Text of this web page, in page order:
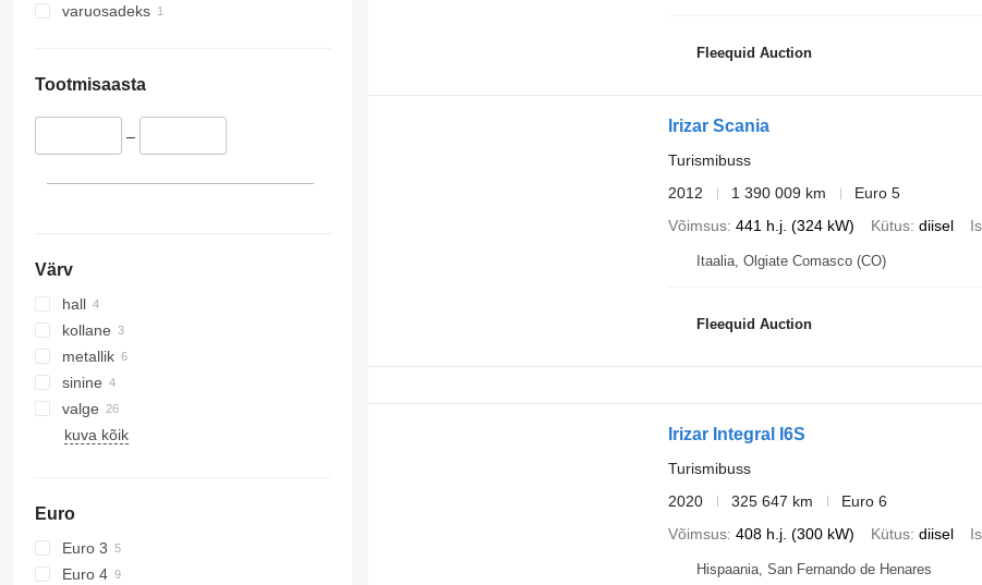
varuosadeks
Tootmisaasta
–
Värv
hall
kollane
metallik
sinine
valge
kuva kõik
Euro
Euro 3
Euro 4
Fleequid Auction
Irizar Scania
Turismibuss
2012
1 390 009 km
Euro 5
Võimsus 441 h.j. (324 kW) Kütus diisel
Itaalia, Olgiate Comasco (CO)
Fleequid Auction
Irizar Integral I6S
Turismibuss
2020
325 647 km
Euro 6
Võimsus 408 h.j. (300 kW) Kütus diisel
Hispaania, San Fernando de Henares